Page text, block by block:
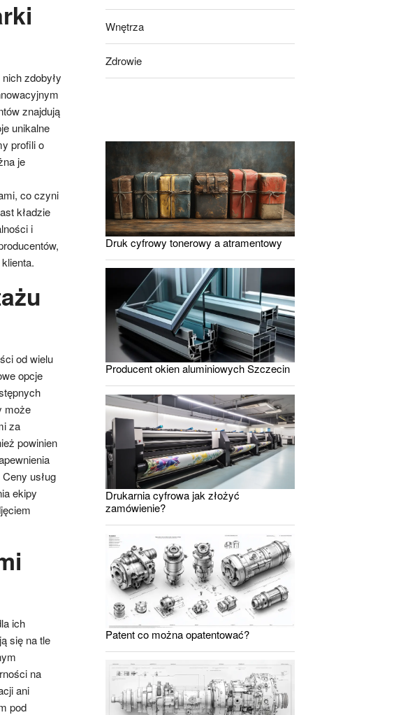
zdobyły
znajdują
unikalne
profili o
je
co czyni
kładzie
i
od wielu
opcje
może
za
powinien
usług
ekipy
ich
się na tle
na
ani
pod
Wnętrza
Zdrowie
Druk cyfrowy tonerowy a atramentowy
Producent okien aluminiowych Szczecin
Drukarnia cyfrowa jak złożyć
zamówienie?
Patent co można opatentować?